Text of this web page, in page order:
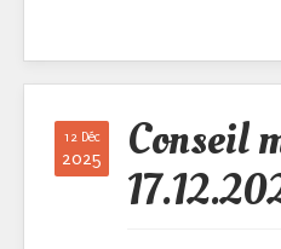
12 Déc
2025
Conseil